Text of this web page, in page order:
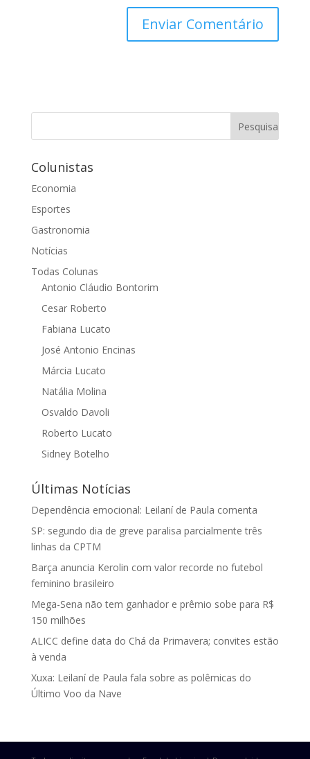
Colunistas
Economia
Esportes
Gastronomia
Notícias
Todas Colunas
Antonio Cláudio Bontorim
Cesar Roberto
Fabiana Lucato
José Antonio Encinas
Márcia Lucato
Natália Molina
Osvaldo Davoli
Roberto Lucato
Sidney Botelho
Últimas Notícias
Dependência emocional: Leilaní de Paula comenta
SP: segundo dia de greve paralisa parcialmente três
linhas da CPTM
Barça anuncia Kerolin com valor recorde no futebol
feminino brasileiro
Mega-Sena não tem ganhador e prêmio sobe para R$
150 milhões
ALICC define data do Chá da Primavera; convites estão
à venda
Xuxa: Leilaní de Paula fala sobre as polêmicas do
Último Voo da Nave